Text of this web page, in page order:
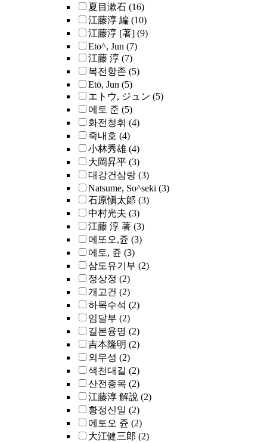
夏目漱石 (16)
江藤淳 編 (10)
江藤淳 [著] (9)
Eto^, Jun (7)
江藤 淳 (7)
복전항존 (5)
Etō, Jun (5)
エトウ, ジュン (5)
에토 준 (5)
화전청휘 (4)
죽내호 (4)
小林秀雄 (4)
大岡昇平 (3)
대강건삼랑 (3)
Natsume, So^seki (3)
石原愼太郞 (3)
中村光夫 (3)
江藤 淳 著 (3)
에또오,쥰 (3)
에토, 쥰 (3)
삼도유기부 (2)
정상정 (2)
개고건 (2)
하목수석 (2)
임달부 (2)
길본융명 (2)
吉本隆明 (2)
외무성 (2)
색천대길 (2)
산전종목 (2)
江藤淳 解說 (2)
황정신일 (2)
에토오 쥰 (2)
大江健三郎 (2)